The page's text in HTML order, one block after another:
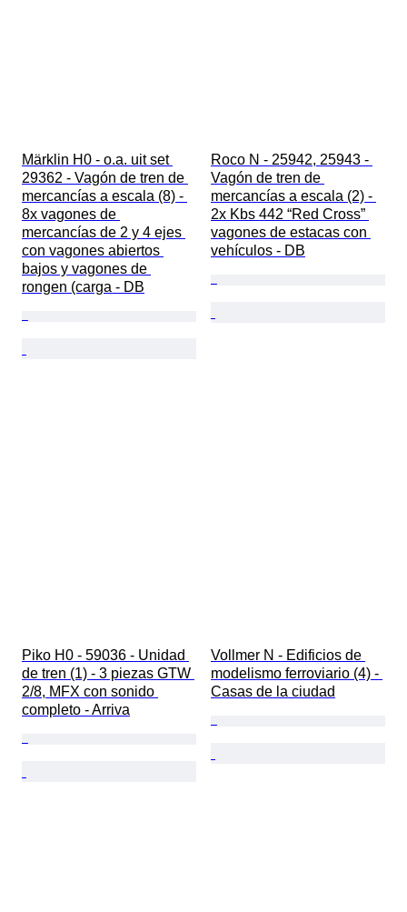
Märklin H0 - o.a. uit set
29362 - Vagón de tren de
mercancías a escala (8) -
8x vagones de
mercancías de 2 y 4 ejes
con vagones abiertos
bajos y vagones de
rongen (carga - DB
Roco N - 25942, 25943 -
Vagón de tren de
mercancías a escala (2) -
2x Kbs 442 “Red Cross”
vagones de estacas con
vehículos - DB
Piko H0 - 59036 - Unidad
de tren (1) - 3 piezas GTW
2/8, MFX con sonido
completo - Arriva
Vollmer N - Edificios de
modelismo ferroviario (4) -
Casas de la ciudad